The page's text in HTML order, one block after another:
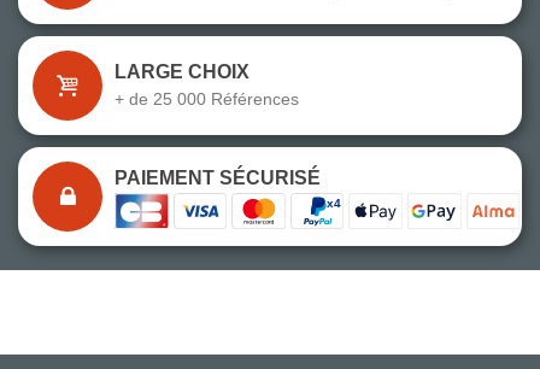
LARGE CHOIX
+ de 25 000 Références
PAIEMENT SÉCURISÉ